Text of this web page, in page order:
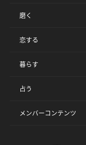
磨く
恋する
暮らす
占う
メンバーコンテンツ